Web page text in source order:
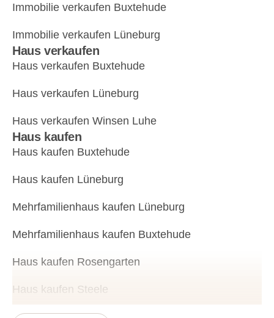
Immobilie verkaufen Buxtehude
Immobilie verkaufen Lüneburg
Haus verkaufen
Haus verkaufen Buxtehude
Haus verkaufen Lüneburg
Haus verkaufen Winsen Luhe
Haus kaufen
Haus kaufen Buxtehude
Haus kaufen Lüneburg
Mehrfamilienhaus kaufen Lüneburg
Mehrfamilienhaus kaufen Buxtehude
Haus kaufen Rosengarten
Haus kaufen Steele